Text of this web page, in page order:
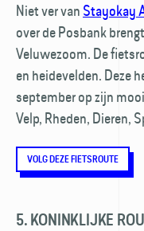
Niet ver van Stayokay
over de Posbank
Veluwezoom. De
en heide­velden. Deze
september op zijn
Velp, Rheden, Dieren,
VOLG DEZE FIETSROUTE
5. KONINKLIJKE